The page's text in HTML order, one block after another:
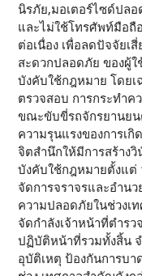
นิรภัย,มอเตอร์ไซด์ปลอ
และไม่ใช้โทรศัพท์มือถื
ต่อเนื่อง เพื่อลดปัจจัยเ
สะดวกปลอดภัย ของผู้ใ
บังคับใช้กฎหมาย โดยเ
ตรวจสอบ การกระทําค
ขณะขับขี่รถจักรยานยน
ความรุนแรงของการเกิ
จิตสํานึกให้มีการสร้างวิ
บังคับใช้กฎหมายตั้งแต่
จัดการจราจรและอําน
ความปลอดภัยในช่วงเ
จัดกําลังเจ้าหน้าที่ตํารว
ปฏิบัติหน้าที่รวมทั้งสิ้น
อุบัติเหตุ ป้องกันการบ